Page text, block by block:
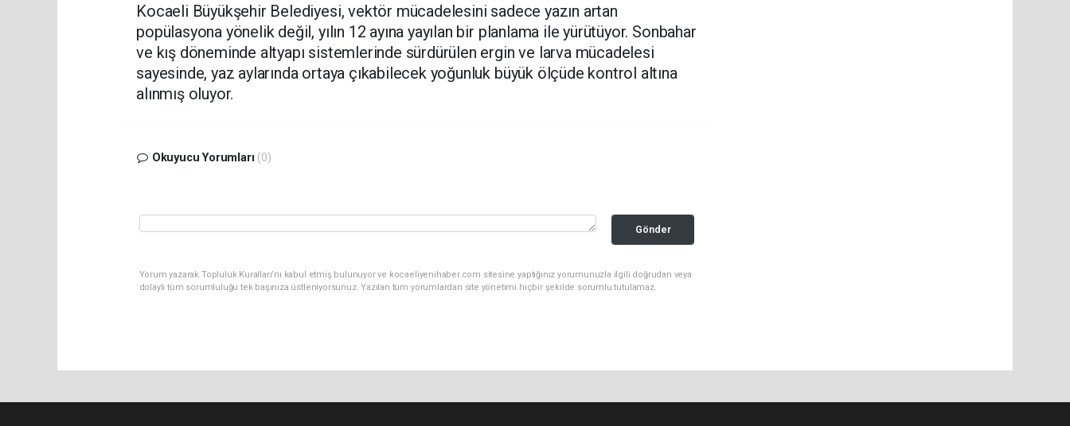
Kocaeli Büyükşehir Belediyesi, vektör mücadelesini sadece yazın artan
popülasyona yönelik değil, yılın 12 ayına yayılan bir planlama ile yürütüyor. Sonbahar
ve kış döneminde altyapı sistemlerinde sürdürülen ergin ve larva mücadelesi
sayesinde, yaz aylarında ortaya çıkabilecek yoğunluk büyük ölçüde kontrol altına
alınmış oluyor.
Okuyucu Yorumları (0)
Gönder
Yorum yazarak Topluluk Kuralları’nı kabul etmiş bulunuyor ve kocaeliyenihaber.com sitesine yaptığınız yorumunuzla ilgili doğrudan veya
dolaylı tüm sorumluluğu tek başınıza üstleniyorsunuz. Yazılan tüm yorumlardan site yönetimi hiçbir şekilde sorumlu tutulamaz.